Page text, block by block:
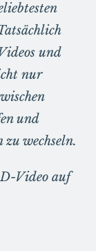
und
nur
und
wechseln.
Video auf